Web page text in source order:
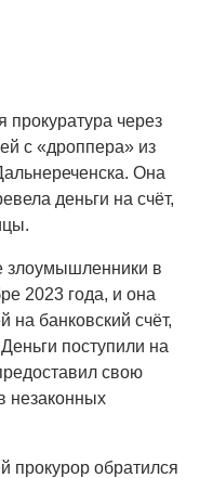
через
с «дроппера» из
Она
деньги на счёт,
злоумышленники в
2023 года, и она
банковский счёт,
поступили на
свою
незаконных
прокурор обратился